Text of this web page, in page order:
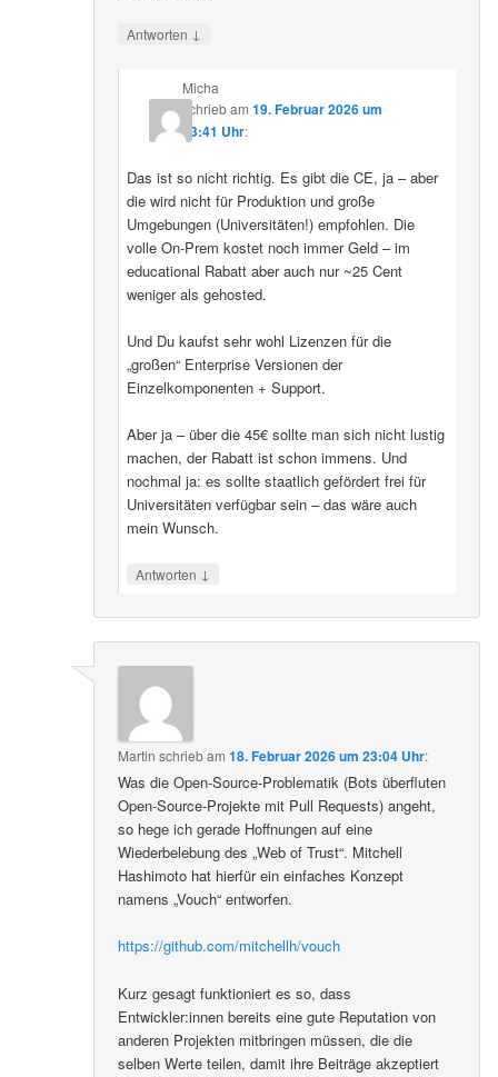
Antworten ↓
Micha
schriebam 19. Februar 2026 um
13:41 Uhr:
Das ist so nicht richtig. Es gibt die CE, ja – aber
die wird nicht für Produktion und große
Umgebungen (Universitäten!) empfohlen. Die
volle On-Prem kostet noch immer Geld – im
educational Rabatt aber auch nur ~25 Cent
weniger als gehosted.
Und Du kaufst sehr wohl Lizenzen für die
„großen“ Enterprise Versionen der
Einzelkomponenten + Support.
Aber ja – über die 45€ sollte man sich nicht lustig
machen, der Rabatt ist schon immens. Und
nochmal ja: es sollte staatlich gefördert frei für
Universitäten verfügbar sein – das wäre auch
mein Wunsch.
Antworten ↓
Martin schriebam18. Februar 2026 um 23:04 Uhr:
Was die Open-Source-Problematik (Bots überfluten
Open-Source-Projekte mit Pull Requests) angeht,
so hege ich gerade Hoffnungen auf eine
Wiederbelebung des „Web of Trust“. Mitchell
Hashimoto hat hierfür ein einfaches Konzept
namens „Vouch“ entworfen.
https://github.com/mitchellh/vouch
Kurz gesagt funktioniert es so, dass
Entwickler:innen bereits eine gute Reputation von
anderen Projekten mitbringen müssen, die die
selben Werte teilen, damit ihre Beiträge akzeptiert